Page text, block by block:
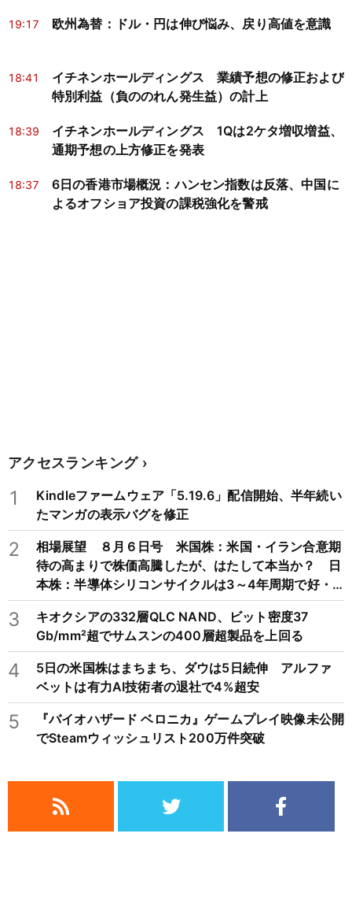
19:17 欧州為替：ドル・円は伸び悩み、戻り高値を意識
18:41
イチネンホールディングス 業績予想の修正および
特別利益（負ののれん発生益）の計上
18:39
イチネンホールディングス 1Qは2ケタ増収増益、
通期予想の上方修正を発表
18:37
6日の香港市場概況：ハンセン指数は反落、中国に
よるオフショア投資の課税強化を警戒
アクセスランキング
1
Kindleファームウェア「5.19.6」配信開始、半年続い
たマンガの表示バグを修正
2
相場展望 ８月６日号 米国株：米国・イラン合意期
待の高まりで株価高騰したが、はたして本当か？ 日
本株：半導体シリコンサイクルは3～4年周期で好・
不況を繰り返すため注意
3
キオクシアの332層QLC NAND、ビット密度37
Gb/mm²超でサムスンの400層超製品を上回る
4
5日の米国株はまちまち、ダウは5日続伸 アルファ
ベットは有力AI技術者の退社で4%超安
5
『バイオハザード ベロニカ』ゲームプレイ映像未公開
でSteamウィッシュリスト200万件突破